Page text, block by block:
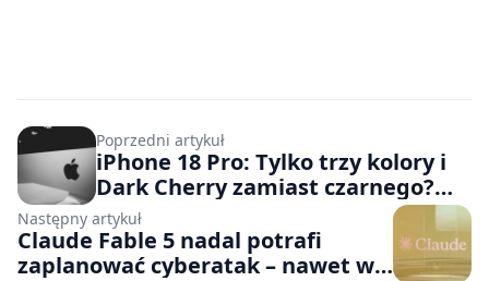
Poprzedni artykuł
iPhone 18 Pro: Tylko trzy kolory i
Dark Cherry zamiast czarnego?
Nowe przecieki zdradzają paletę
barw nowego smartfona od Apple
Następny artykuł
Claude Fable 5 nadal potrafi
zaplanować cyberatak – nawet w